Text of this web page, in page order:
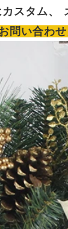
スタム、
問い合わせ